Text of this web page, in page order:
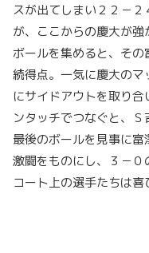
スが出てしまい２２－
が、ここからの慶大が
ボールを集めると、そ
続得点。一気に慶大の
にサイドアウトを取り
ンタッチでつなぐと、
最後のボールを見事に
激闘をものにし、３－０
コート上の選手たちは喜